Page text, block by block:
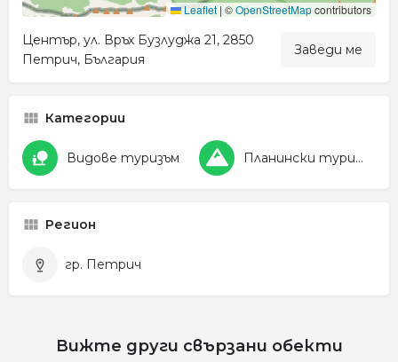
Leaflet | ©OpenStreetMapcontributors
Център, ул. Връх Бузлуджа 21, 2850
Петрич, България
Заведи ме
Категории
Видове туризъм Планински туризъм
Регион
гр. Петрич
Вижте други свързани обекти